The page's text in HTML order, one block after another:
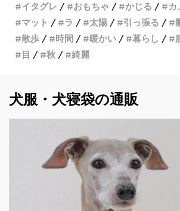
イタグレ おもちゃ かじる カ
マット
ラ 太陽 引っ張る
散歩
時間 暖かい 暮らし
目
秋 綺麗
犬服・犬寝袋の通販